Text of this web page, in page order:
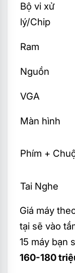
Bộ vi xử
lý/Chip
Ram
Nguồn
VGA
Màn hình
Phím +
Tai Nghe
Giá máy
tại sẽ vào
15 máy bạn
160-180